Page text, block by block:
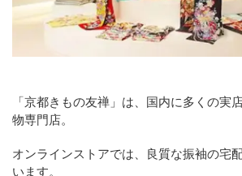
「京都きもの友禅」は、国内に多くの実
物専門店。
オンラインストアでは、良質な振袖の宅
います。